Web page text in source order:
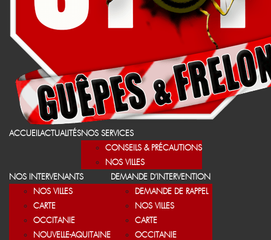
ACCUEILACTUALITÉSNOS SERVICES
CONSEILS & PRÉCAUTIONS
NOS VILLES
NOS INTERVENANTS
NOS VILLES
CARTE
OCCITANIE
NOUVELLE-AQUITAINE
DEMANDE D’INTERVENTION
DEMANDE DE RAPPEL
NOS VILLES
CARTE
OCCITANIE